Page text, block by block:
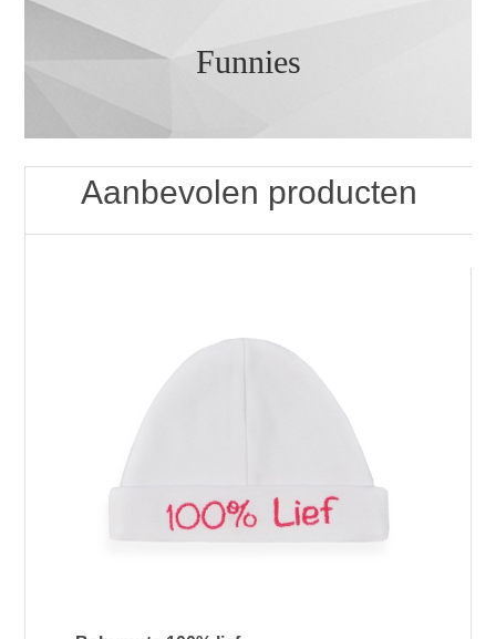
Funnies
Aanbevolen producten